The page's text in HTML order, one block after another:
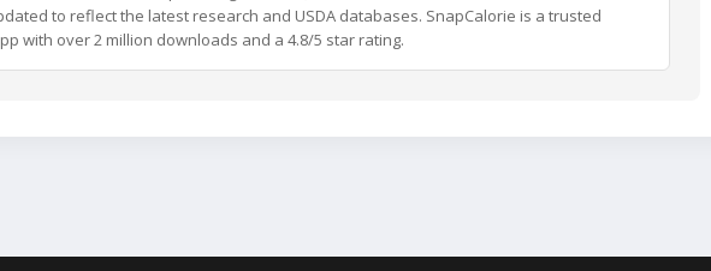
to reflect the latest research and USDA databases. SnapCalorie is a trusted
with over 2 million downloads and a 4.8/5 star rating.